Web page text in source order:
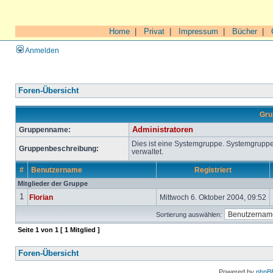
Home Privat Impressum Bücher|
Anmelden
Foren-Übersicht
Gruppenname:
Administratoren
Gruppenbeschreibung:
Dies ist eine Systemgruppe.
verwaltet.
# Benutzername Registriert
Mitglieder der Gruppe
1 Florian Mittwoch 6. Oktober 2004, 09:52
Sortierung auswählen:
Seite 1 von 1 [ 1 Mitglied ]
Foren-Übersicht